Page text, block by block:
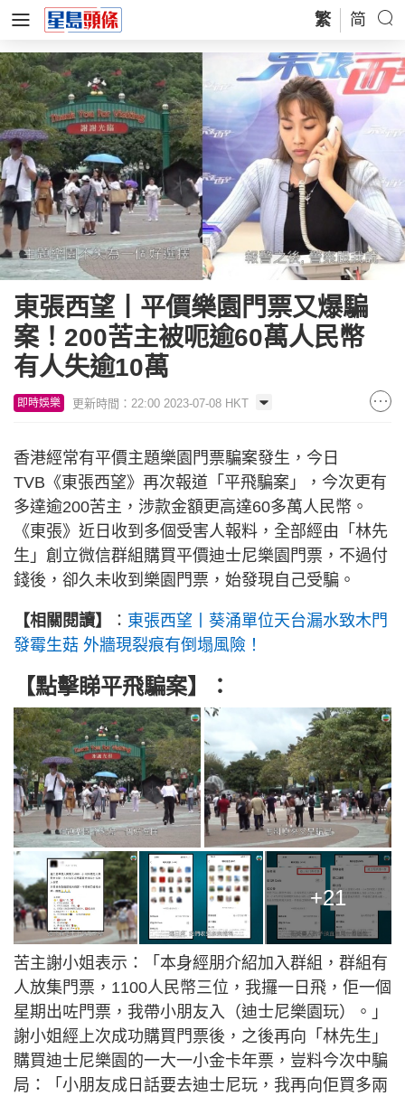
繁 简
東張西望丨平價樂園門票又爆騙
案！200苦主被呃逾60萬人民幣
有人失逾10萬
即時娛樂 更新時間：22:00 2023-07-08 HKT
香港經常有平價主題樂園門票騙案發生，今日
TVB《東張西望》再次報道「平飛騙案」，今次更有
多達逾200苦主，涉款金額更高達60多萬人民幣。
《東張》近日收到多個受害人報料，全部經由「林先
生」創立微信群組購買平價迪士尼樂園門票，不過付
錢後，卻久未收到樂園門票，始發現自己受騙。
【相關閱讀】 ： 東張西望丨葵涌單位天台漏水致木門
發霉生菇 外牆現裂痕有倒塌風險！
【點擊睇平飛騙案】：
+21
苦主謝小姐表示：「本身經朋介紹加入群組，群組有
人放集門票，1100人民幣三位，我攞一日飛，佢一個
星期出咗門票，我帶小朋友入（迪士尼樂園玩）。」
謝小姐經上次成功購買門票後，之後再向「林先生」
購買迪士尼樂園的一大一小金卡年票，豈料今次中騙
局：「小朋友成日話要去迪士尼玩，我再向佢買多兩